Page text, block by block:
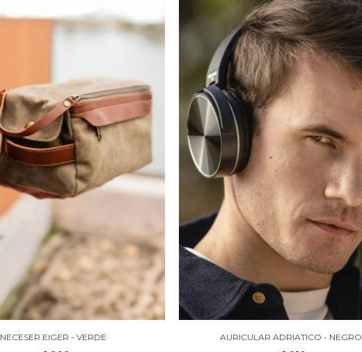
NECESER EIGER - VERDE AURICULAR ADRIATICO - NEGRO